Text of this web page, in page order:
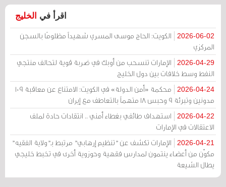
اقرأ في الخليج
2026-06-02
الكويت: الحاج موسى المسري شهيداً مظلومًا بالسجن
المركزي
2026-04-29
الإمارات تنسحب من أوبك في ضربة قوية لتحالف منتجي
النفط وسط خلافات بين دول الخليج
2026-04-24
محكمة «أمن الدولة» في الكويت: الامتناع عن معاقبة 109
مدونين وتبرئة 9 وحبس 18 متهماً بالتعاطف مع إيران
2026-04-22
استهداف طائفي بغطاء أمني .. انتقادات حادة لملف
الاعتقالات في الإمارات
2026-04-21
الإمارات تكشف عن "تنظيم إرهابي" مرتبط بـ"ولاية الفقيه"
مكوّن من أعضاء ينتمون لمدارس فقهية وحوزوية أخرى في تخبط خليجي
يطال الشيعة